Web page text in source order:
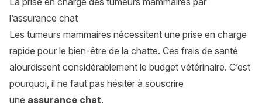
l’assurance chat
Les tumeurs mammaires nécessitent une prise en charge
rapide pour le bien-être de la chatte. Ces frais de santé
alourdissent considérablement le budget vétérinaire. C’est
pourquoi, il ne faut pas hésiter à souscrire
une assurance chat.